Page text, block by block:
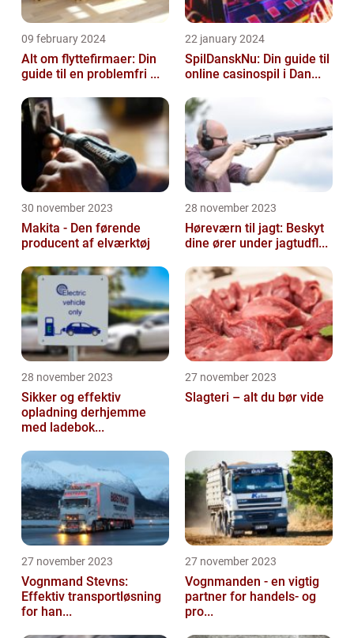
09 february 2024
Alt om flyttefirmaer: Din
guide til en problemfri ...
22 january 2024
SpilDanskNu: Din guide til
online casinospil i Dan...
30 november 2023
Makita - Den førende
producent af elværktøj
28 november 2023
Høreværn til jagt: Beskyt
dine ører under jagtudfl...
28 november 2023
Sikker og effektiv
opladning derhjemme
med ladebok...
27 november 2023
Slagteri – alt du bør vide
27 november 2023
Vognmand Stevns:
Effektiv transportløsning
for han...
27 november 2023
Vognmanden - en vigtig
partner for handels- og
pro...